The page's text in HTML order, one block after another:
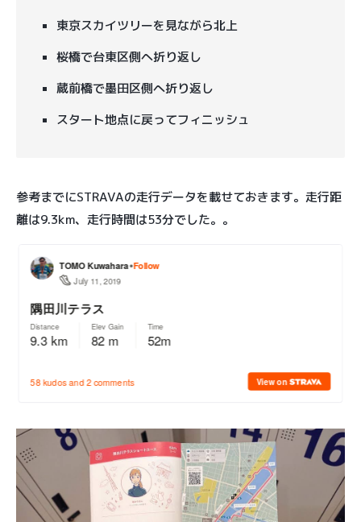
東京スカイツリーを見ながら北上
桜橋で台東区側へ折り返し
蔵前橋で墨田区側へ折り返し
スタート地点に戻ってフィニッシュ
参考までにSTRAVAの走行データを載せておきます。走行距
離は9.3km、走行時間は53分でした。。